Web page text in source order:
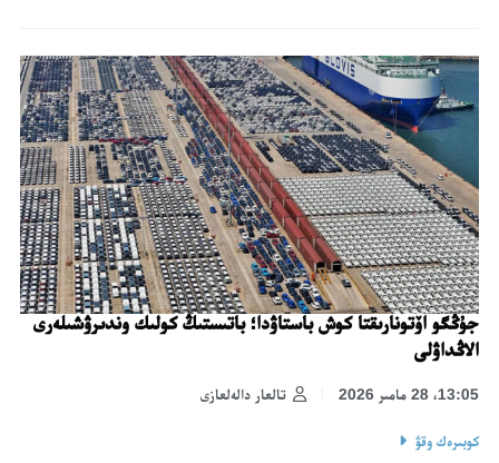
جۇڭگو اۆتونارىقتا كوش باستاۋدا؛ باتىستىڭ كولىك وندىرۋشىلەرى
الاڭداۋلى
تالعار دالەلعازى 13:05، 28 مامىر 2026
كوبىرەك وقۋ